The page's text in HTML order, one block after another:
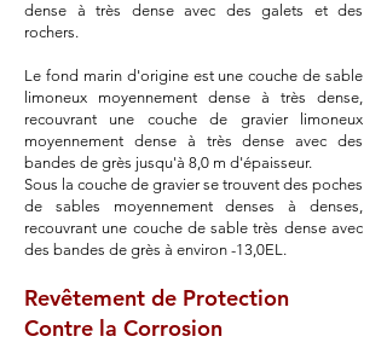
dense à très dense avec des galets et des
rochers.
Le fond marin d'origine est une couche de sable
limoneux moyennement dense à très dense,
recouvrant une couche de gravier limoneux
moyennement dense à très dense avec des
bandes de grès jusqu'à 8,0 m d'épaisseur.
Sous la couche de gravier se trouvent des poches
de sables moyennement denses à denses,
recouvrant une couche de sable très dense avec
des bandes de grès à environ -13,0EL.
Revêtement de Protection
Contre la Corrosion